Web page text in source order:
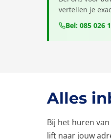
vertellen je
Bel: 085 026
Alles
Bij het huren
lift naar jouw